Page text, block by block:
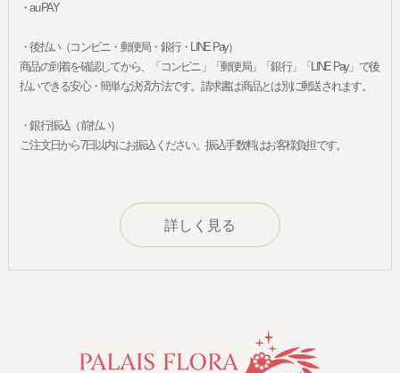
・au PAY
・後払い（コンビニ・郵便局・銀行・LINE Pay）
商品の到着を確認してから、「コンビニ」「郵便局」「銀行」「LINE Pay」で後
払いできる安心・簡単な決済方法です。請求書は商品とは別に郵送されます。
・銀行振込（前払い）
ご注文日から7日以内にお振込ください。振込手数料はお客様負担です。
詳しく見る